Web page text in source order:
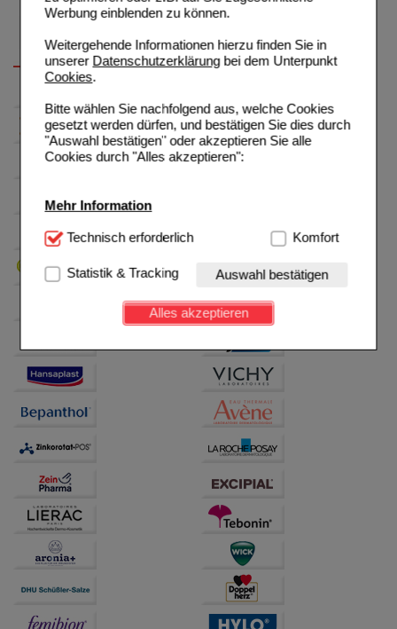
Werbung einblenden zu können.
Weitergehende Informationen hierzu finden Sie in
unserer Datenschutzerklärungbei dem Unterpunkt
Cookies.
Bitte wählen Sie nachfolgend aus, welche Cookies
gesetzt werden dürfen, und bestätigen Sie dies durch
"Auswahl bestätigen" oder akzeptieren Sie alle
Cookies durch "Alles akzeptieren":
Mehr Information
Technisch Notwendig:Hierbei handelt es sich um
Website notwendig sind (z.B. Navigation, Warenkorb,
Kundenkonto), weshalb auf diese nicht verzichtet
werden kann.
Einkaufserlebnis noch ansprechender zu gestalten,
beispielsweise für die Wiedererkennung des
Besuchers oder unsere Seite an bevorzugte
Verhaltensweisen (z.B. Spracheinstellung)
anzupassen. Komfort-Cookies ermöglichen es uns
auch auf Ihre Bedürfnisse zugeschrittene Inhalte
anzuzeigen und unser Partnerprogramm zu
Statistik & Tracking:
Hierüber lassen sich
Informationen über die Art und Weise der Nutzung
unserer Website sammeln, mit deren Hilfe wir unsere
Website weiter für Sie optimieren können, den Inhalt
auf unserer Website aber auch die Werbung auf
Drittseiten möglichst relevant für Sie zu gestalten.
Bitte beachten Sie, dass Daten hierfür teilweise an
Dritte wie z.B. Google oder soziale Medien
übertragen werden.
Technisch erforderlich Komfort
Statistik & Tracking Auswahl bestätigen
Alles akzeptieren